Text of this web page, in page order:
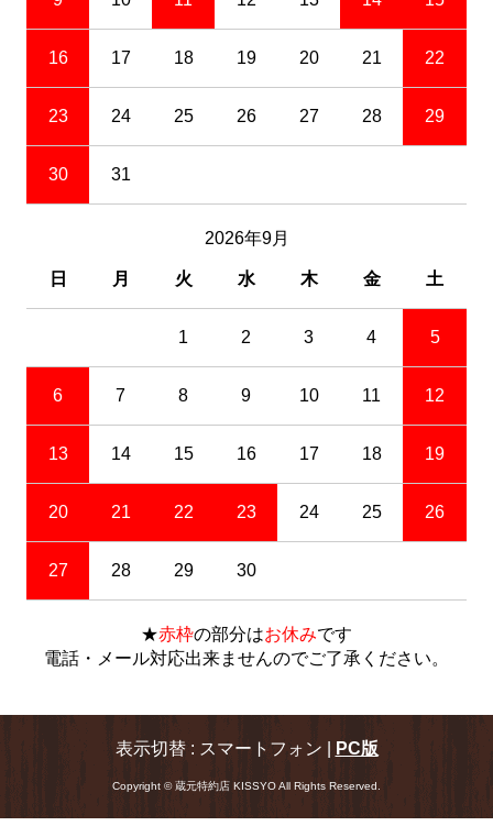
16 17 18 19 20 21 22
23 24 25 26 27 28 29
30 31
2026年9月
日 月 火 水 木 金 土
1 2 3 4 5
6 7 8 9 10 11 12
13 14 15 16 17 18 19
20 21 22 23 24 25 26
27 28 29 30
★赤枠の部分はお休みです
電話・メール対応出来ませんのでご了承ください。
表示切替 : スマートフォン | PC版
Copyright © 蔵元特約店 KISSYO All Rights Reserved.